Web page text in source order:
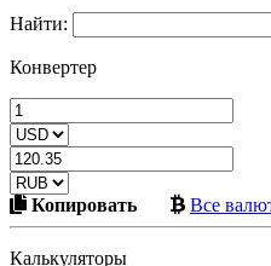
Найти:
Конвертер
КопироватьСкопировать
в
Все
Калькуляторы